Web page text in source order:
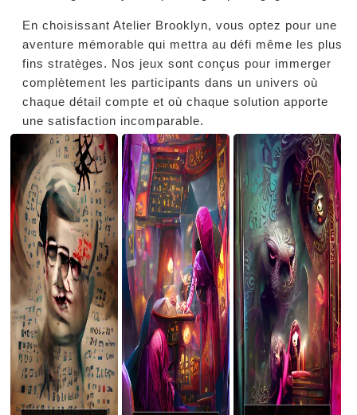
En choisissant Atelier Brooklyn, vous optez pour une
aventure mémorable qui mettra au défi même les plus
fins stratèges. Nos jeux sont conçus pour immerger
complètement les participants dans un univers où
chaque détail compte et où chaque solution apporte
une satisfaction incomparable.